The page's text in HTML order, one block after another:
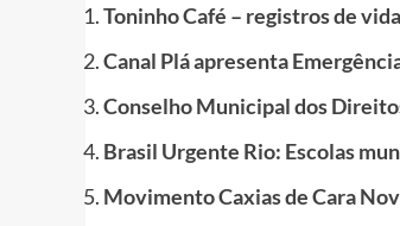
Toninho Café – registros de
Canal Plá apresenta
Conselho Municipal dos
Brasil Urgente Rio: Escolas
Movimento Caxias de Cara